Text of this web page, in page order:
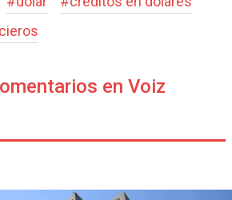
en Voiz